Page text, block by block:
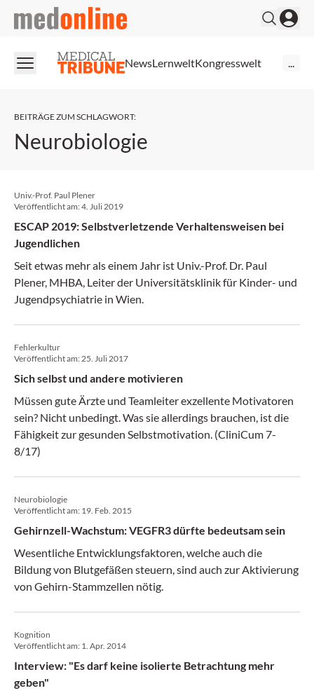
medonline
NewsLernweltKongresswelt
BEITRÄGE ZUM SCHLAGWORT:
Neurobiologie
Univ.-Prof. Paul Plener
Veröffentlicht am:4. Juli 2019
ESCAP 2019: Selbstverletzende Verhaltensweisen bei
Jugendlichen
Seit etwas mehr als einem Jahr ist Univ.-Prof. Dr. Paul
Plener, MHBA, Leiter der Universitätsklinik für Kinder- und
Jugendpsychiatrie in Wien.
Fehlerkultur
Veröffentlicht am:25. Juli 2017
Sich selbst und andere motivieren
Müssen gute Ärzte und Teamleiter exzellente Motivatoren
sein? Nicht unbedingt. Was sie allerdings brauchen, ist die
Fähigkeit zur gesunden Selbstmotivation. (CliniCum 7-
8/17)
Neurobiologie
Veröffentlicht am: 19. Feb. 2015
Gehirnzell-Wachstum: VEGFR3 dürfte bedeutsam sein
Wesentliche Entwicklungsfaktoren, welche auch die
Bildung von Blutgefäßen steuern, sind auch zur Aktivierung
von Gehirn-Stammzellen nötig.
Kognition
Veröffentlicht am: 1. Apr. 2014
Interview: "Es darf keine isolierte Betrachtung mehr
geben"